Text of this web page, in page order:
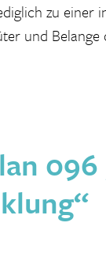
zu einer
und Belange